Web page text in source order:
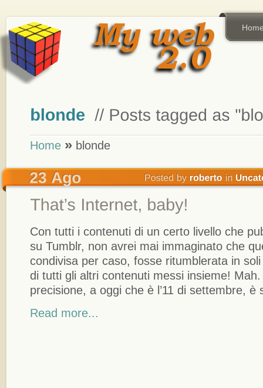
Home » blonde
Con tutti i contenuti di un certo livello che
su Tumblr, non avrei mai immaginato che
condivisa per caso, fosse ritumblerata in
di tutti gli altri contenuti messi insieme!
precisione, a oggi che è l’11 di settembre,
Read more...